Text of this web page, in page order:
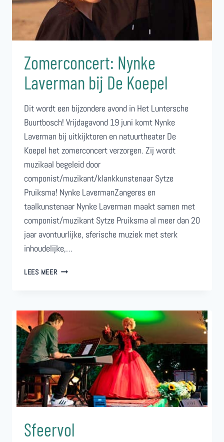
Zomerconcert: Nynke
Laverman bij De Koepel
Dit wordt een bijzondere avond in Het Luntersche
Buurtbosch! Vrijdagavond 19 juni komt Nynke
Laverman bij uitkijktoren en natuurtheater De
Koepel het zomerconcert verzorgen. Zij wordt
muzikaal begeleid door
componist/muzikant/klankkunstenaar Sytze
Pruiksma! Nynke LavermanZangeres en
taalkunstenaar Nynke Laverman maakt samen met
componist/muzikant Sytze Pruiksma al meer dan 20
jaar avontuurlijke, sferische muziek met sterk
inhoudelijke,…
LEES MEERZOMERCONCERT:
DE
KOEPEL
Sfeervol